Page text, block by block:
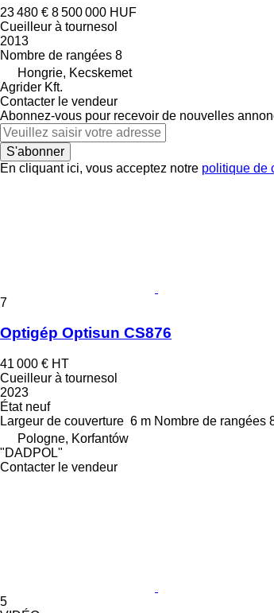
23 480 € 8 500 000 HUF
Cueilleur à tournesol
2013
Nombre de rangées 8
Hongrie, Kecskemet
Agrider Kft.
Contacter le vendeur
Abonnez-vous pour recevoir de nouvelles
S'abonner
En cliquant ici, vous acceptez notre politique de
7
Optigép Optisun CS876
41 000 € HT
Cueilleur à tournesol
2023
Étatneuf
Largeur de couverture 6 m Nombre de rangées
Pologne, Korfantów
"DADPOL"
Contacter le vendeur
5